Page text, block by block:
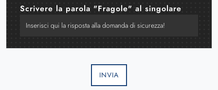
Scrivere la parola "Fragole" al singolare
INVIA